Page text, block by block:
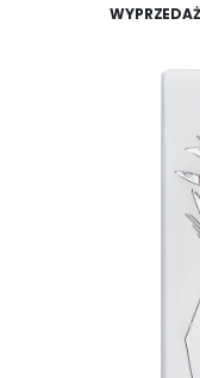
WYPRZEDAŻ